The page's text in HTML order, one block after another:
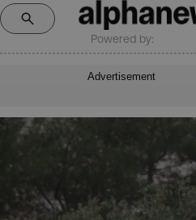
Powered by:
Advertisement